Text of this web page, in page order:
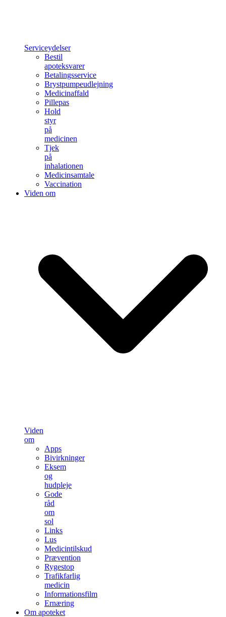
Serviceydelser
Bestil
apoteksvarer
Betalingsservice
Brystpumpeudlejning
Medicinaffald
Pillepas
Hold
styr
på
medicinen
Tjek
på
inhalationen
Medicinsamtale
Vaccination
Viden om
Viden
om
Apps
Bivirkninger
Eksem
og
hudpleje
Gode
råd
om
sol
Links
Lus
Medicintilskud
Prævention
Rygestop
Trafikfarlig
medicin
Informationsfilm
Ernæring
Om apoteket